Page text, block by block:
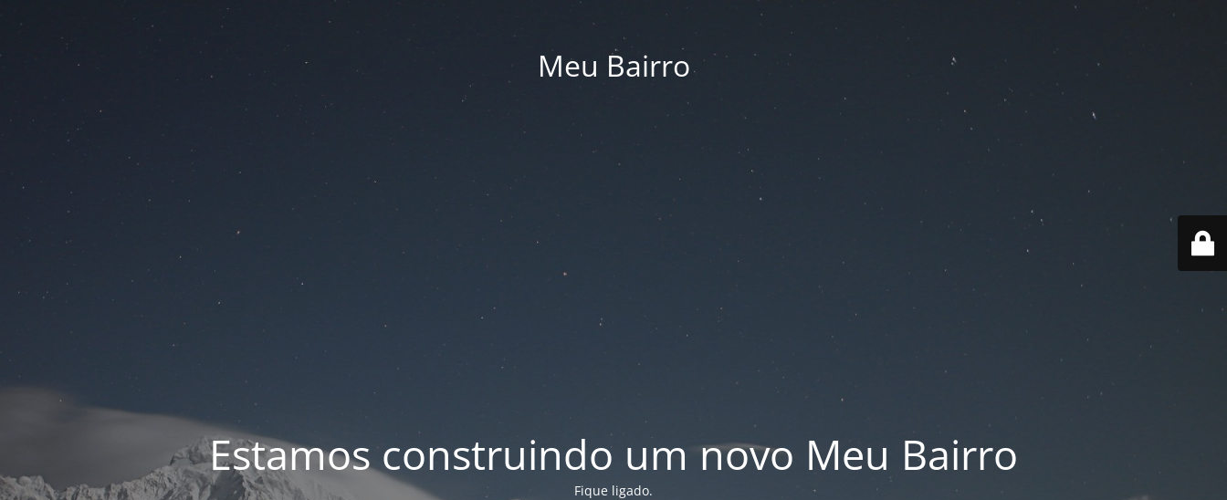
Meu Bairro
Estamos construindo um novo Meu Bairro
Fique ligado.